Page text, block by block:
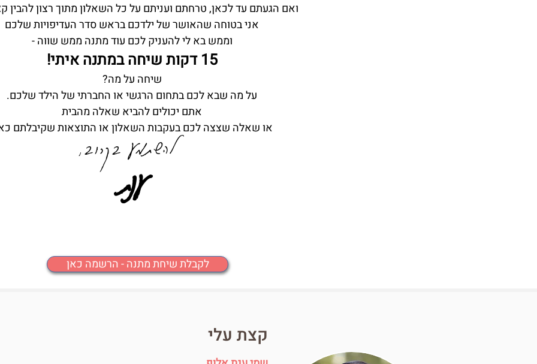
ואם הגעתם עד לכאן, טרחתם ועניתם על כל השאלון מתוך רצון להבין
אני בטוחה שהאושר של ילדכם בראש סדר העדיפויות שלכם
וממש בא לי להעניק לכם עוד מתנה ממש שווה -
15 דקות שיחה במתנה איתי!
שיחה על מה?
על מה שבא לכם בתחום הרגשי או החברתי של הילד שלכם.
אתם יכולים להביא שאלה מהבית
או שאלה שצצה לכם בעקבות השאלון או התוצאות שקיבלתם
להשתמע בקרוב,
ענת
לקבלת שיחת מתנה - הרשמה כאן
קצת עלי